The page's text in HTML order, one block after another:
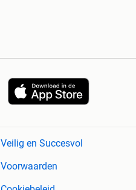
Veilig en Succesvol
Voorwaarden